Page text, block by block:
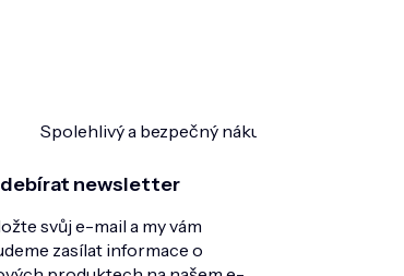
Spolehlivý a bezpečný nákup
newsletter
svůj e-mail a my vám
zasílat informace o